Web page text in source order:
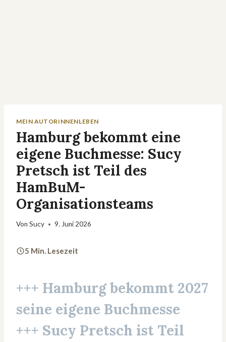
MEIN AUTORINNENLEBEN
Hamburg bekommt eine
eigene Buchmesse: Sucy
Pretsch ist Teil des
HamBuM-
Organisationsteams
Von Sucy 9. Juni 2026
5 Min. Lesezeit
+++ Hamburg bekommt 2027
seine eigene Buchmesse
+++ Sucy Pretsch ist Teil